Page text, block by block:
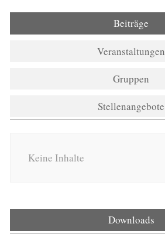
Beiträge
Veranstaltungen
Gruppen
Stellenangebote
Keine Inhalte
Downloads